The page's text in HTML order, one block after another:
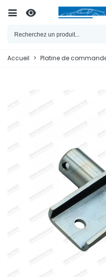
Accueil > Platine de